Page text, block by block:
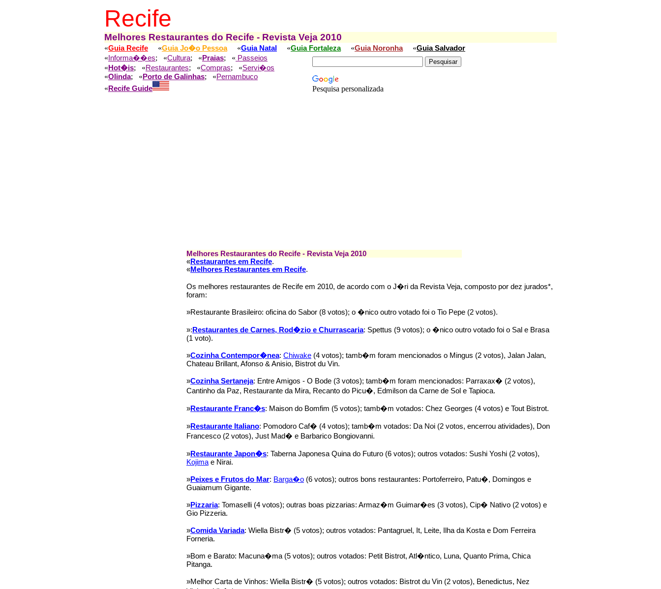
Recife
Melhores Restaurantes do Recife - Revista Veja 2010
«Guia Recife «Guia Jo�o Pessoa«Guia Natal «Guia Fortaleza«Guia Noronha«Guia Salvador
Pesquisa personalizada
« Informa��es; «Cultura; « Praias; « Passeios
« Hot�is; «Restaurantes; «Compras; «Servi�os
«Olinda; « Porto de Galinhas; «Pernambuco
« Recife Guide
Melhores Restaurantes do Recife - Revista Veja 2010
«Restaurantes em Recife.
«Melhores Restaurantes em Recife.
Os melhores restaurantes de Recife em 2010, de acordo com o J�ri da Revista Veja, composto por dez jurados*,
foram:
»Restaurante Brasileiro: oficina do Sabor (8 votos); o �nico outro votado foi o Tio Pepe (2 votos).
»: Restaurantes de Carnes, Rod�zio e Churrascaria: Spettus (9 votos); o �nico outro votado foi o Sal e Brasa
(1 voto).
»Cozinha Contempor�nea: Chiwake (4 votos); tamb�m foram mencionados o Mingus (2 votos), Jalan Jalan,
Chateau Brillant, Afonso & Anisio, Bistrot du Vin.
»Cozinha Sertaneja: Entre Amigos - O Bode (3 votos); tamb�m foram mencionados: Parraxax� (2 votos),
Cantinho da Paz, Restaurante da Mira, Recanto do Picu�, Edmilson da Carne de Sol e Tapioca.
»Restaurante Franc�s: Maison do Bomfim (5 votos); tamb�m votados: Chez Georges (4 votos) e Tout Bistrot.
»Restaurante Italiano: Pomodoro Caf� (4 votos); tamb�m votados: Da Noi (2 votos, encerrou atividades), Don
Francesco (2 votos), Just Mad� e Barbarico Bongiovanni.
»Restaurante Japon�s: Taberna Japonesa Quina do Futuro (6 votos); outros votados: Sushi Yoshi (2 votos),
Kojima e Nirai.
»Peixes e Frutos do Mar: Barga�o (6 votos); outros bons restaurantes: Portoferreiro, Patu�, Domingos e
Guaiamum Gigante.
»Pizzaria: Tomaselli (4 votos); outras boas pizzarias: Armaz�m Guimar�es (3 votos), Cip� Nativo (2 votos) e
Gio Pizzeria.
»Comida Variada: Wiella Bistr� (5 votos); outros votados: Pantagruel, It, Leite, Ilha da Kosta e Dom Ferreira
Forneria.
»Bom e Barato: Macuna�ma (5 votos); outros votados: Petit Bistrot, Atl�ntico, Luna, Quanto Prima, Chica
Pitanga.
»Melhor Carta de Vinhos: Wiella Bistr� (5 votos); outros votados: Bistrot du Vin (2 votos), Benedictus, Nez